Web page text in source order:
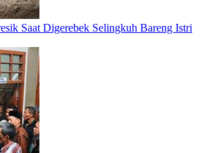
Saat Digerebek Selingkuh Bareng Istri